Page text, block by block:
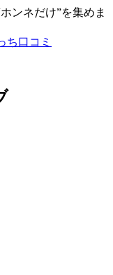
ンネだけ”を集めま
ち口コミ